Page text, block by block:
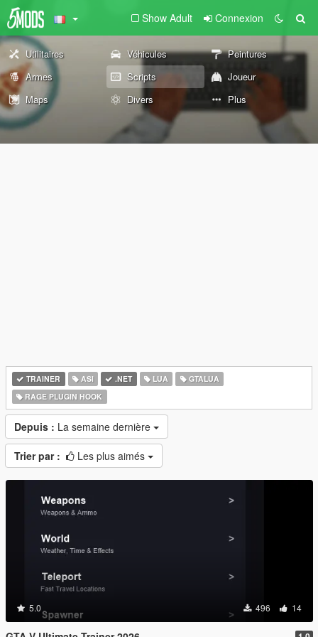
Show Adult Connexion
Utilitaires Véhicules
Peintures
Armes
Scripts
Joueur
Maps
Divers Plus
TRAINER ASI .NET LUA
GTALUA
RAGE PLUGIN HOOK
Depuis : La semaine dernière
Trier par : Les plus aimés
5.0 496 14